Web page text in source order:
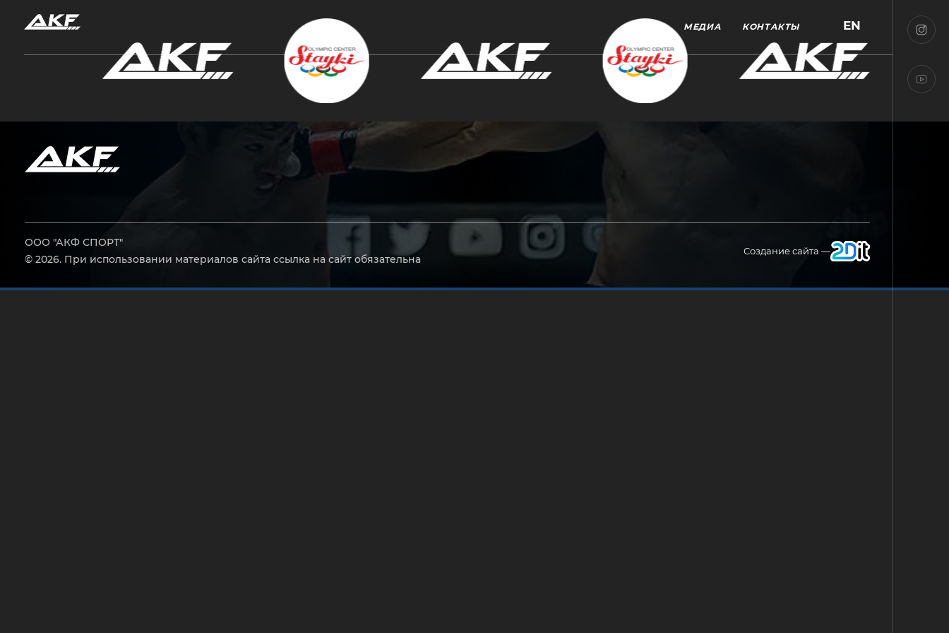
МЕДИА КОНТАКТЫ EN
ООО "АКФ СПОРТ"
© 2026. При использовании материалов сайта ссылка на сайт обязательна
Создание сайта —
Нажмите Enter для поиска или Esc, чтобы закрыть